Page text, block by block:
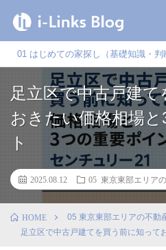
01 はじめての家探し（基礎知識・判
足立区で中古戸建
おきたい価格相場
ト
2025.08.12 05 東京東部エリア
HOME
05 東京東部エリアの不動
足立区で中古戸建てを買う前に知って